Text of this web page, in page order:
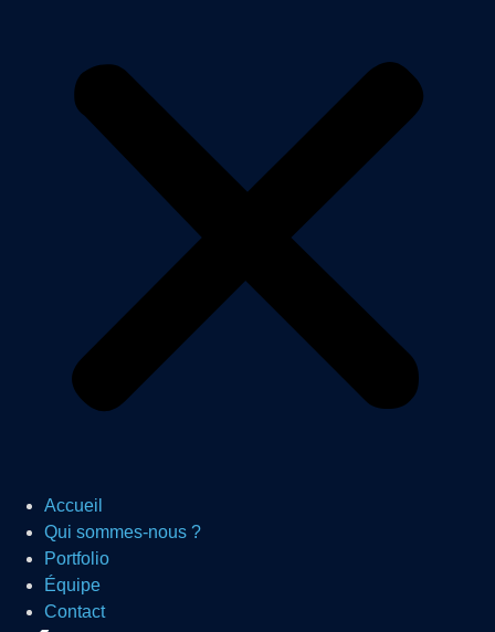
Accueil
Qui sommes-nous ?
Portfolio
Équipe
Contact